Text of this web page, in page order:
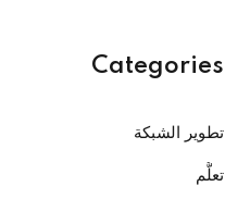
Categories
تطوير الشبكة
تعلُّم